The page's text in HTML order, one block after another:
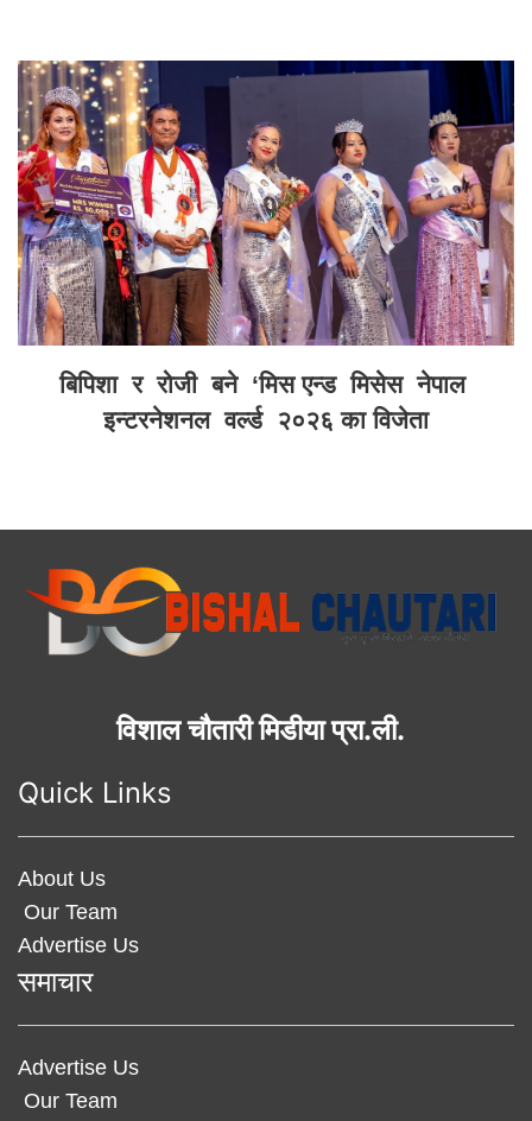
बिपिशा र रोजी बने ‘मिस एन्ड मिसेस नेपाल
इन्टरनेशनल वर्ल्ड २०२६ का विजेता
विशाल चौतारी मिडीया प्रा.ली.
Quick Links
About Us
Our Team
Advertise Us
समाचार
Advertise Us
Our Team